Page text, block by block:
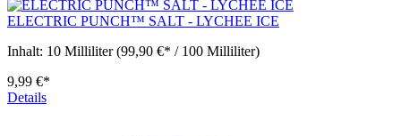
ELECTRIC PUNCH™ SALT - LYCHEE ICE
Inhalt: 10 Milliliter(99,90 €* / 100 Milliliter)
9,99 €*
Details